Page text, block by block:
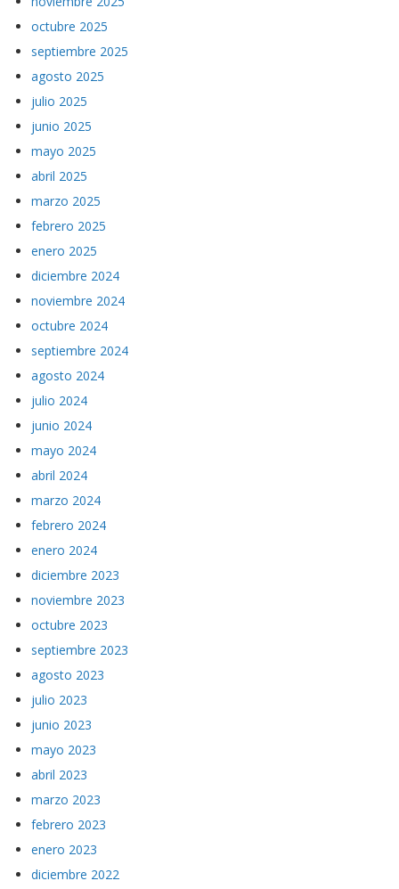
octubre 2025
septiembre 2025
agosto 2025
julio 2025
junio 2025
mayo 2025
abril 2025
marzo 2025
febrero 2025
enero 2025
diciembre 2024
noviembre 2024
octubre 2024
septiembre 2024
agosto 2024
julio 2024
junio 2024
mayo 2024
abril 2024
marzo 2024
febrero 2024
enero 2024
diciembre 2023
noviembre 2023
octubre 2023
septiembre 2023
agosto 2023
julio 2023
junio 2023
mayo 2023
abril 2023
marzo 2023
febrero 2023
enero 2023
diciembre 2022